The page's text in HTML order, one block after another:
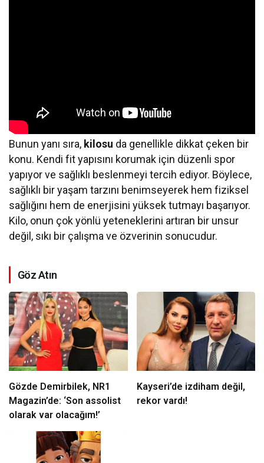
Bunun yanı sıra, kilosu da genellikle dikkat çeken bir
konu. Kendi fit yapısını korumak için düzenli spor
yapıyor ve sağlıklı beslenmeyi tercih ediyor. Böylece,
sağlıklı bir yaşam tarzını benimseyerek hem fiziksel
sağlığını hem de enerjisini yüksek tutmayı başarıyor.
Kilo, onun çok yönlü yeteneklerini artıran bir unsur
değil, sıkı bir çalışma ve özverinin sonucudur.
Göz Atın
Gözde Demirbilek, NR1
Magazin’de: ‘Son assolist
olarak var olacağım!’
Kayseri’de izdiham değil,
rekor vardı!